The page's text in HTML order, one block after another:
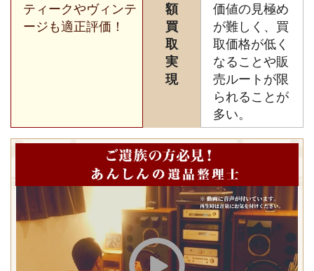
ティークやヴィンテ
ージも適正評価！
額
買
取
実
現
価値の見極め
が難しく、買
取価格が低く
なることや販
売ルートが限
られることが
多い。